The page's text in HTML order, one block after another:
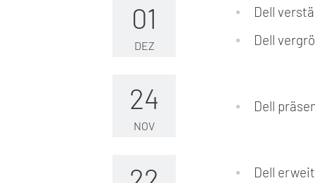
01
DEZ
Dell
Dell
24
NOV
Dell
Dell